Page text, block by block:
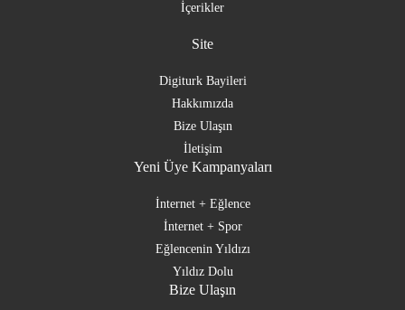
İçerikler
Site
Digiturk Bayileri
Hakkımızda
Bize Ulaşın
İletişim
Yeni Üye Kampanyaları
İnternet + Eğlence
İnternet + Spor
Eğlencenin Yıldızı
Yıldız Dolu
Bize Ulaşın